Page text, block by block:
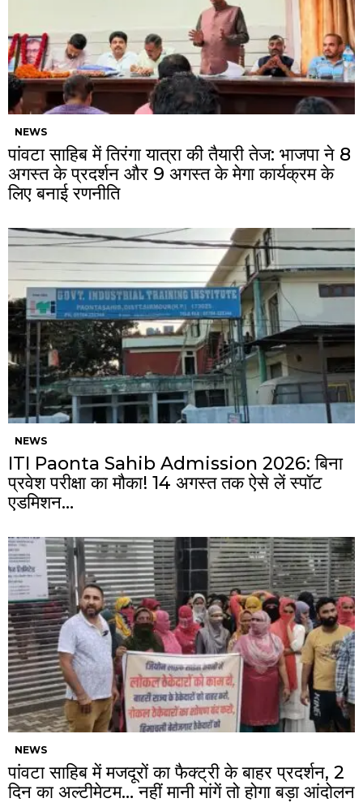
NEWS
पांवटा साहिब में तिरंगा यात्रा की तैयारी तेज: भाजपा ने 8
अगस्त के प्रदर्शन और 9 अगस्त के मेगा कार्यक्रम के
लिए बनाई रणनीति
NEWS
ITI Paonta Sahib Admission 2026: बिना
प्रवेश परीक्षा का मौका! 14 अगस्त तक ऐसे लें स्पॉट
एडमिशन…
NEWS
पांवटा साहिब में मजदूरों का फैक्ट्री के बाहर प्रदर्शन, 2
दिन का अल्टीमेटम… नहीं मानी मांगें तो होगा बड़ा आंदोलन